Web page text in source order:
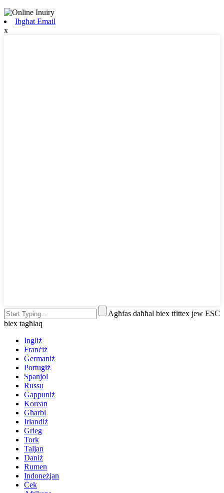
Ibgħat Email
x
Agħfas daħħal biex tfittex jew ESC
biex tagħlaq
Ingliż
Franċiż
Ġermaniż
Portugiż
Spanjol
Russu
Ġappuniż
Korean
Għarbi
Irlandiż
Grieg
Tork
Taljan
Daniż
Rumen
Indoneżjan
Ċek